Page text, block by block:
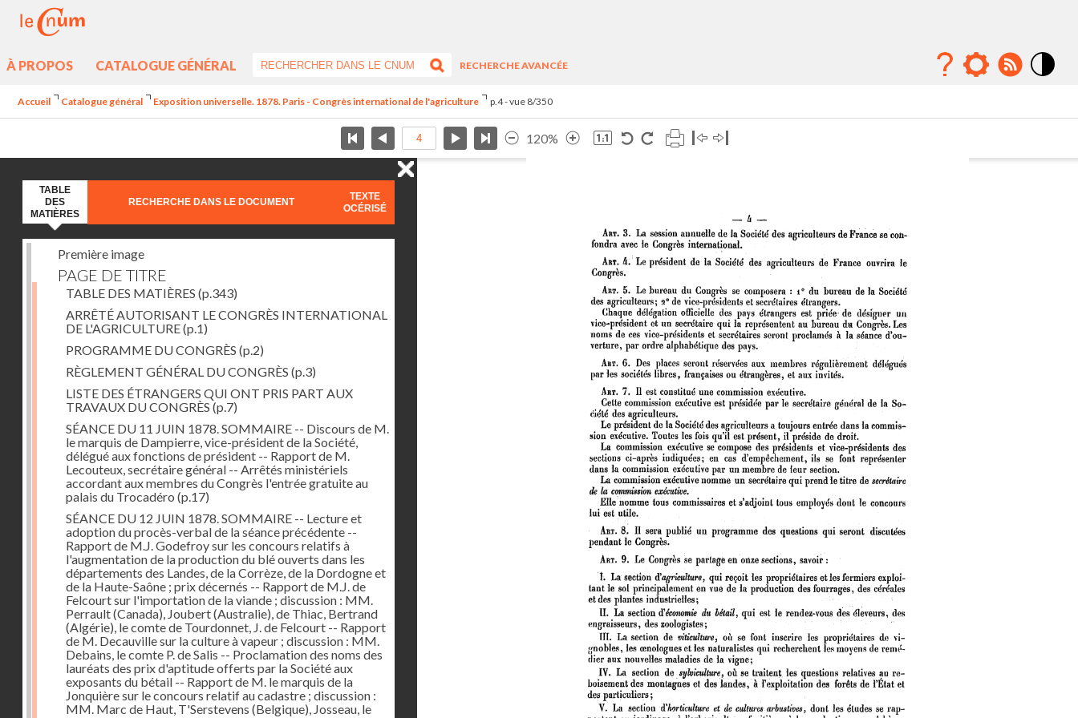
À PROPOS CATALOGUE GÉNÉRAL
RECHERCHE AVANCÉE
Accueil Catalogue général Exposition universelle. 1878. Paris - Congrès international de l'agriculture p.4 - vue 8/350
120%
TABLE
DES
MATIÈRES
RECHERCHE DANS LE DOCUMENT
TEXTE
OCÉRISÉ
Première image
PAGE DE TITRE
TABLE DES MATIÈRES (p.343)
ARRÊTÉ AUTORISANT LE CONGRÈS INTERNATIONAL
DE L'AGRICULTURE(p.1)
PROGRAMME DU CONGRÈS (p.2)
RÈGLEMENT GÉNÉRAL DU CONGRÈS (p.3)
LISTE DES ÉTRANGERS QUI ONT PRIS PART AUX
TRAVAUX DU CONGRÈS (p.7)
SÉANCE DU 11 JUIN 1878. SOMMAIRE -- Discours de M.
le marquis de Dampierre, vice-président de la Société,
délégué aux fonctions de président -- Rapport de M.
Lecouteux, secrétaire général -- Arrêtés ministériels
accordant aux membres du Congrès l'entrée gratuite au
palais du Trocadéro (p.17)
SÉANCE DU 12 JUIN 1878. SOMMAIRE -- Lecture et
adoption du procès-verbal de la séance précédente --
Rapport de M.J. Godefroy sur les concours relatifs à
l'augmentation de la production du blé ouverts dans les
départements des Landes, de la Corrèze, de la Dordogne et
de la Haute-Saône ; prix décernés -- Rapport de M.J. de
Felcourt sur l'importation de la viande ; discussion : MM.
Perrault (Canada), Joubert (Australie), de Thiac, Bertrand
(Algérie), le comte de Tourdonnet, J. de Felcourt -- Rapport
de M. Decauville sur la culture à vapeur ; discussion : MM.
Debains, le comte P. de Salis -- Proclamation des noms des
lauréats des prix d'aptitude offerts par la Société aux
exposants du bétail -- Rapport de M. le marquis de la
Jonquière sur le concours relatif au cadastre ; discussion :
MM. Marc de Haut, T'Serstevens (Belgique), Josseau, le